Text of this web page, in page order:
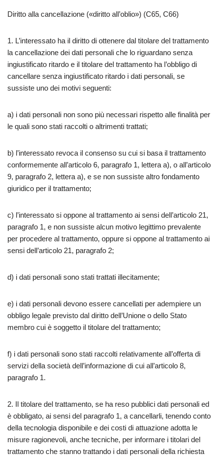
Diritto alla cancellazione («diritto all’oblio») (C65, C66)
1. L’interessato ha il diritto di ottenere dal titolare del trattamento
la cancellazione dei dati personali che lo riguardano senza
ingiustificato ritardo e il titolare del trattamento ha l’obbligo di
cancellare senza ingiustificato ritardo i dati personali, se
sussiste uno dei motivi seguenti:
a) i dati personali non sono più necessari rispetto alle finalità per
le quali sono stati raccolti o altrimenti trattati;
b) l’interessato revoca il consenso su cui si basa il trattamento
conformemente all’articolo 6, paragrafo 1, lettera a), o all’articolo
9, paragrafo 2, lettera a), e se non sussiste altro fondamento
giuridico per il trattamento;
c) l’interessato si oppone al trattamento ai sensi dell’articolo 21,
paragrafo 1, e non sussiste alcun motivo legittimo prevalente
per procedere al trattamento, oppure si oppone al trattamento ai
sensi dell’articolo 21, paragrafo 2;
d) i dati personali sono stati trattati illecitamente;
e) i dati personali devono essere cancellati per adempiere un
obbligo legale previsto dal diritto dell’Unione o dello Stato
membro cui è soggetto il titolare del trattamento;
f) i dati personali sono stati raccolti relativamente all’offerta di
servizi della società dell’informazione di cui all’articolo 8,
paragrafo 1.
2. Il titolare del trattamento, se ha reso pubblici dati personali ed
è obbligato, ai sensi del paragrafo 1, a cancellarli, tenendo conto
della tecnologia disponibile e dei costi di attuazione adotta le
misure ragionevoli, anche tecniche, per informare i titolari del
trattamento che stanno trattando i dati personali della richiesta